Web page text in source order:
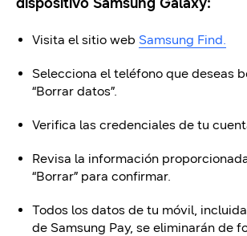
Visita el sitio web Samsung Find.
Selecciona el teléfono que deseas
“Borrar datos”.
Verifica las credenciales de tu
Revisa la información
“Borrar” para confirmar.
Todos los datos de tu móvil,
de Samsung Pay, se eliminarán de